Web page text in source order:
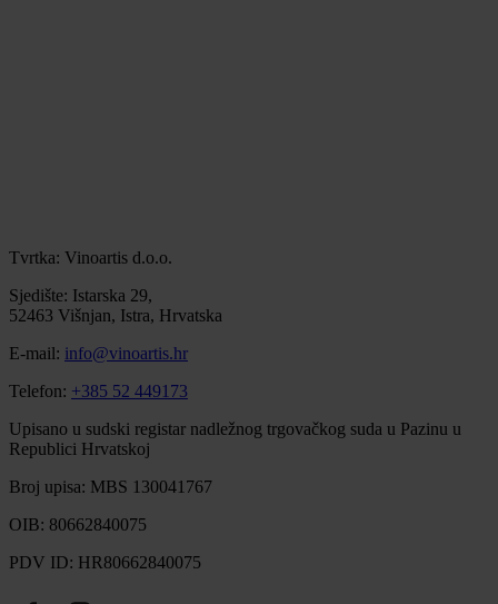
Tvrtka: Vinoartis d.o.o.
Sjedište: Istarska 29,
52463 Višnjan, Istra, Hrvatska
E-mail: info@vinoartis.hr
Telefon: +385 52 449173
Upisano u sudski registar nadležnog trgovačkog suda u Pazinu u
Republici Hrvatskoj
Broj upisa: MBS 130041767
OIB: 80662840075
PDV ID: HR80662840075